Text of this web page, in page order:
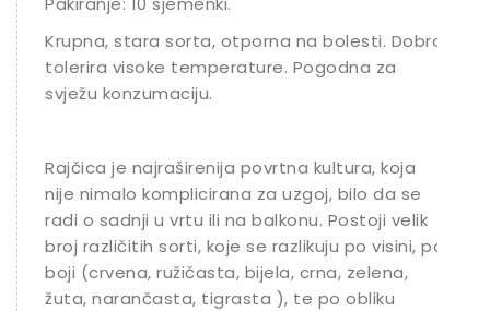
Krupna, stara sorta, otporna na bolesti. Dobro
tolerira visoke temperature. Pogodna za
svježu konzumaciju.
Rajčica je najraširenija povrtna kultura, koja
nije nimalo komplicirana za uzgoj, bilo da se
radi o sadnji u vrtu ili na balkonu. Postoji velik
broj različitih sorti, koje se razlikuju po visini, po
boji (crvena, ružičasta, bijela, crna, zelena,
žuta, narančasta, tigrasta ), te po obliku